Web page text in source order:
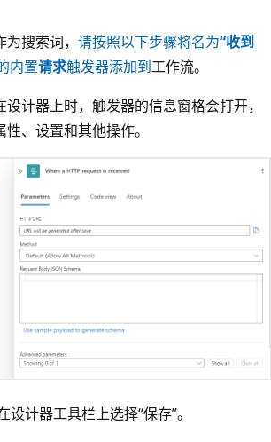
为搜索词， 请按照以下步骤将名为“收到
内置请求触发器添加到工作流。
设计器上时，触发器的信息窗格会打开，
、设置和其他操作。
设计器工具栏上选择“保存”。